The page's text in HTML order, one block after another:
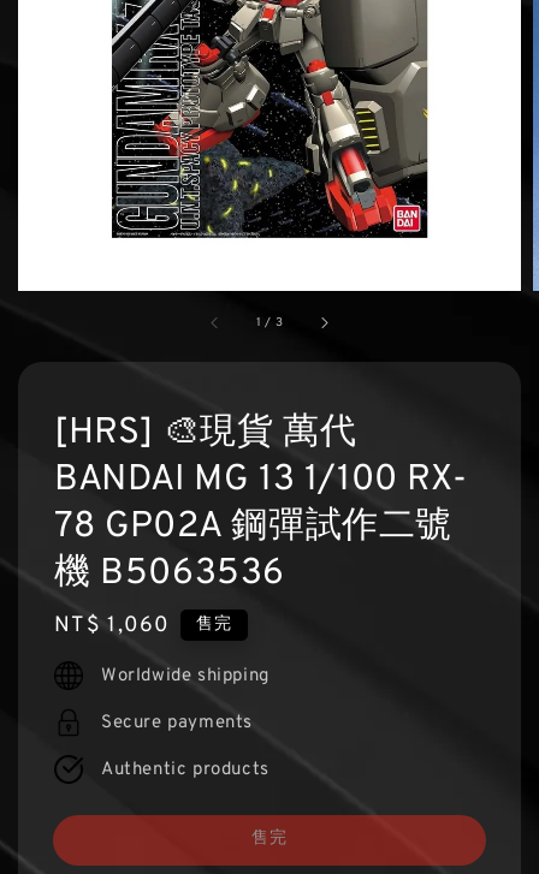
1 / 3
[HRS] 🎨現貨 萬代
BANDAI MG 13 1/100 RX-
78 GP02A 鋼彈試作二號
機 B5063536
Regular
price
NT$ 1,060 售完
Worldwide shipping
Secure payments
Authentic products
售完